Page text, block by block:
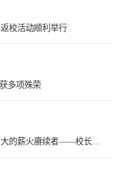
校活动顺利举行
多项殊荣
学有所得，行有所向，做百卅川大的薪火赓续者——校长汪劲松在四川大学2026届学生毕业典礼上的...